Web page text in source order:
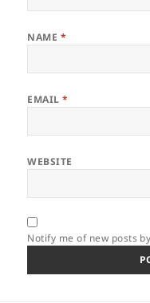
NAME *
EMAIL*
WEBSITE
Notify me of new posts